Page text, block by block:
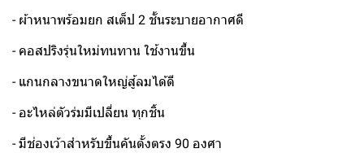
- ผ้าหนาพร้อมยก สเต็ป 2 ชั้นระบายอากาศดี
- คอสปริงรุ่นใหม่ทนทาน ใช้งานขึ้น
- แกนกลางขนาดใหญ่สู้ลมได้ดี
- อะไหล่ตัวร่มมีเปลี่ยน ทุกชิ้น
- มีช่องเว้าสำหรับขึ้นคันตั้งตรง 90 องศา